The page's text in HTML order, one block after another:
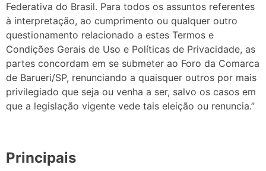
Federativa do Brasil. Para todos os assuntos referentes
à interpretação, ao cumprimento ou qualquer outro
questionamento relacionado a estes Termos e
Condições Gerais de Uso e Políticas de Privacidade, as
partes concordam em se submeter ao Foro da Comarca
de Barueri/SP, renunciando a quaisquer outros por mais
privilegiado que seja ou venha a ser, salvo os casos em
que a legislação vigente vede tais eleição ou renuncia.”
Principais